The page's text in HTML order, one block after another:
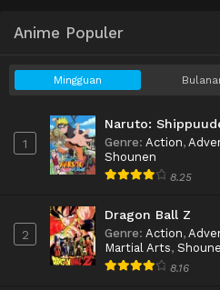
Anime Populer
Mingguan
1
Naruto:
Genre: Action,
Shounen
8.25
2
Dragon Ball Z
Genre: Action,
Martial Arts,
8.16